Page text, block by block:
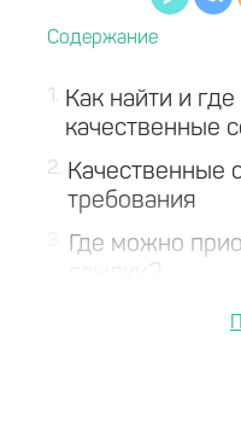
1
Как найти и
качественные
2
Качественные
требования
Где можно
Подводя итоги